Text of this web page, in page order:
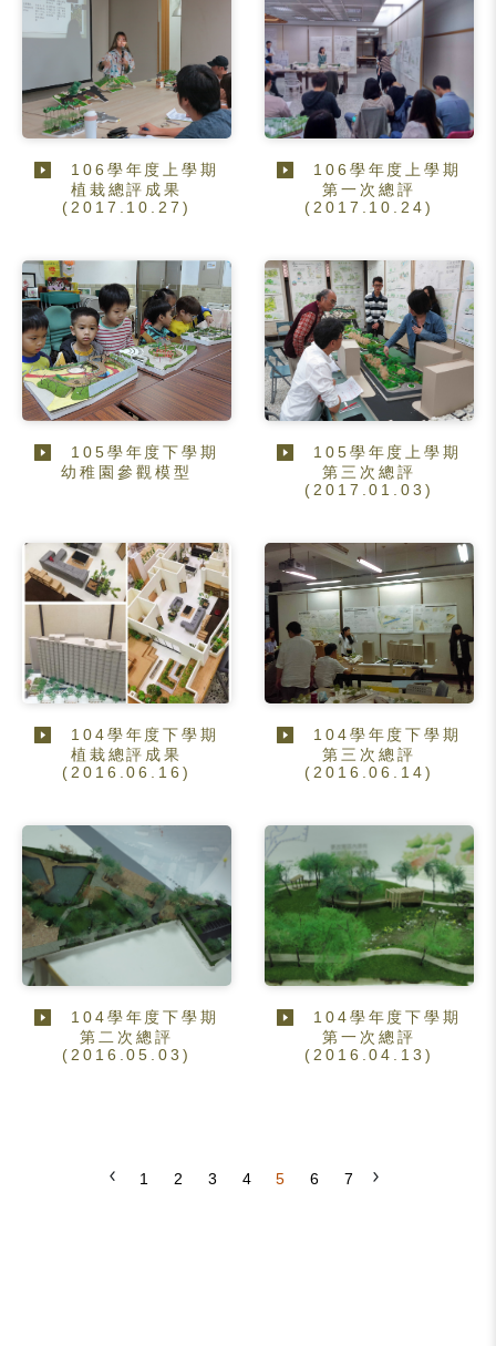
106學年度上學期
植栽總評成果
(2017.10.27)
106學年度上學期
第一次總評
(2017.10.24)
105學年度下學期
幼稚園參觀模型
105學年度上學期
第三次總評
(2017.01.03)
104學年度下學期
植栽總評成果
(2016.06.16)
104學年度下學期
第三次總評
(2016.06.14)
104學年度下學期
第二次總評
(2016.05.03)
104學年度下學期
第一次總評
(2016.04.13)
1 2 3 4 5 6 7